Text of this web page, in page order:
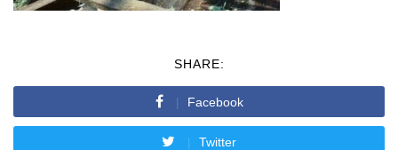
SHARE:
Facebook
Twitter